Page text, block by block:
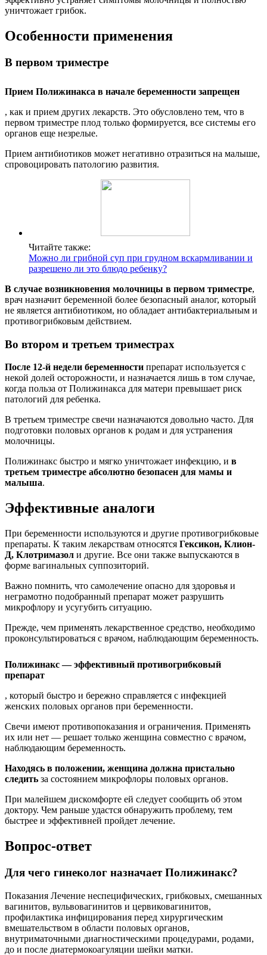
уничтожает грибок.
Особенности применения
В первом триместре
Прием Полижинакса в начале беременности запрещен
, как и прием других лекарств. Это обусловлено тем, что в
первом триместре плод только формируется, все системы его
органов еще незрелые.
Прием антибиотиков может негативно отразиться на малыше,
спровоцировать патологию развития.
Читайте также:
Можно ли грибной суп при грудном вскармливании и
разрешено ли это блюдо ребенку?
В случае возникновения молочницы в первом триместре,
врач назначит беременной более безопасный аналог, который
не является антибиотиком, но обладает антибактериальным и
противогрибковым действием.
Во втором и третьем триместрах
После 12-й недели беременности препарат используется с
некой долей осторожности, и назначается лишь в том случае,
когда польза от Полижинакса для матери превышает риск
патологий для ребенка.
В третьем триместре свечи назначаются довольно часто. Для
подготовки половых органов к родам и для устранения
молочницы.
Полижинакс быстро и мягко уничтожает инфекцию, и в
третьем триместре абсолютно безопасен для мамы и
малыша.
Эффективные аналоги
При беременности используются и другие противогрибковые
препараты. К таким лекарствам относятся Гексикон, Клион-
Д, Клотримазол и другие. Все они также выпускаются в
форме вагинальных суппозиторий.
Важно помнить, что самолечение опасно для здоровья и
неграмотно подобранный препарат может разрушить
микрофлору и усугубить ситуацию.
Прежде, чем применять лекарственное средство, необходимо
проконсультироваться с врачом, наблюдающим беременность.
Полижинакс — эффективный противогрибковый
препарат
, который быстро и бережно справляется с инфекцией
женских половых органов при беременности.
Свечи имеют противопоказания и ограничения. Применять
их или нет — решает только женщина совместно с врачом,
наблюдающим беременность.
Находясь в положении, женщина должна пристально
следить за состоянием микрофлоры половых органов.
При малейшем дискомфорте ей следует сообщить об этом
доктору. Чем раньше удастся обнаружить проблему, тем
быстрее и эффективней пройдет лечение.
Вопрос-ответ
Для чего гинеколог назначает Полижинакс?
Показания Лечение неспецифических, грибковых, смешанных
вагинитов, вульвовагинитов и цервиковагинитов,
профилактика инфицирования перед хирургическим
вмешательством в области половых органов,
внутриматочными диагностическими процедурами, родами,
до и после диатермокоагуляции шейки матки.